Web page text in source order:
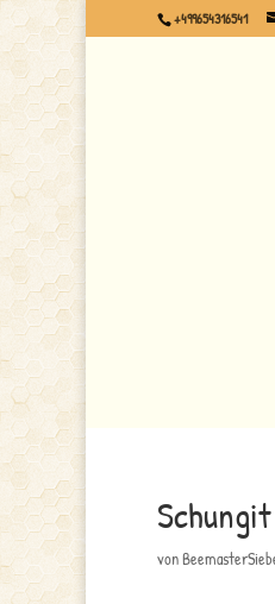
+499654316541
von